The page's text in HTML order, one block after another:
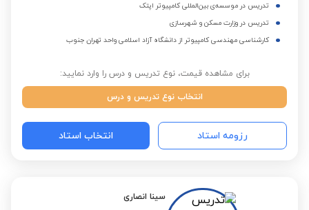
تدریس در موسسه‌ی بین‌المللی کامپیوتر اپتک
تدریس در وزارت مسکن و شهرسازی
کارشناسی مهندسی کامپیوتر از دانشگاه آزاد اسلامی واحد تهران جنوب
برای مشاهده قیمت، نوع تدریس و درس را وارد نمایید:
انتخاب نوع تدریس و درس
رزومه استاد انتخاب استاد
سینا انصاری